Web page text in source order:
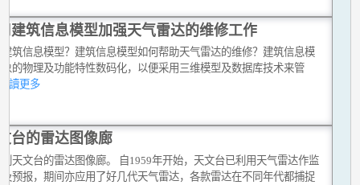
建筑信息模型加强天气雷达的维修工作
筑信息模型？建筑信息模型如何帮助天气雷达的维修？建筑信息模
的物理及功能特性数码化，以便采用三维模型及数据库技术来管
讀更多
台的雷达图像廊
天文台的雷达图像廊。 自1959年开始，天文台已利用天气雷达作监
预报，期间亦应用了好几代天气雷达，各款雷达在不同年代都捕捉